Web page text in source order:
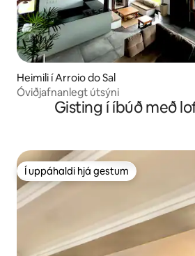
Heimili í Arroio do Sal
Óviðjafnanlegt útsýni
Gisting í íbúð með
Í uppáhaldi hjá gestum
Í uppáhaldi hjá gestum